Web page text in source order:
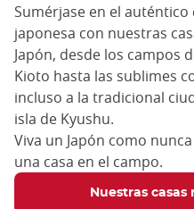
Sumérjase en el
japonesa con nuestras
Japón, desde los campos
Kioto hasta las sublimes
incluso a la tradicional
isla de Kyushu.
Viva un Japón como
una casa en el campo.
Nuestras